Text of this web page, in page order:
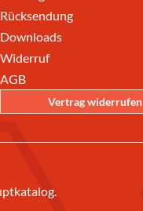
Rücksendung
Downloads
Widerruf
AGB
Vertrag widerrufen